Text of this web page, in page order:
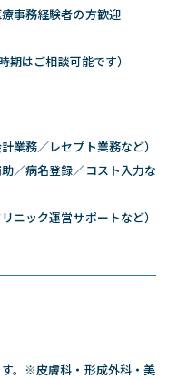
事務経験者の方歓迎
期はご相談可能です）
業務／レセプト業務など）
／病名登録／コスト入力な
ニック運営サポートなど）
。※皮膚科・形成外科・美